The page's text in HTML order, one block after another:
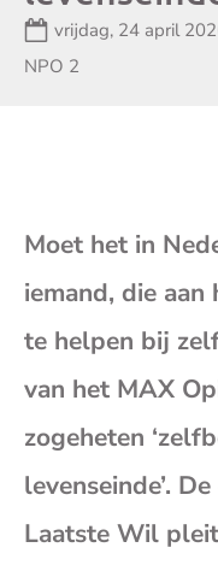
Datum:
vrijdag, 24 april
Zender:
NPO 2
Moet het in
iemand, die aan
te helpen bij
van het MAX
zogeheten
levenseinde’.
Laatste Wil